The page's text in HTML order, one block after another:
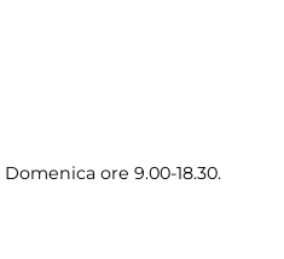
ore 9.00-18.30.